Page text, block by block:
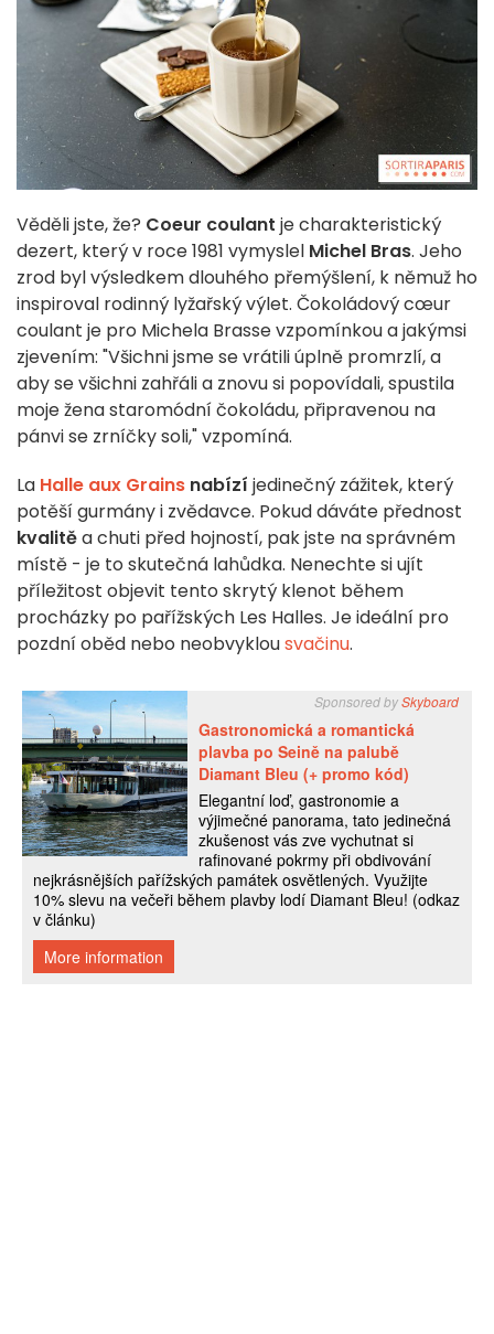
Věděli jste, že? Coeur coulant je charakteristický
dezert, který v roce 1981 vymyslel Michel Bras. Jeho
zrod byl výsledkem dlouhého přemýšlení, k němuž ho
inspiroval rodinný lyžařský výlet. Čokoládový cœur
coulant je pro Michela Brasse vzpomínkou a jakýmsi
zjevením: "Všichni jsme se vrátili úplně promrzlí, a
aby se všichni zahřáli a znovu si popovídali, spustila
moje žena staromódní čokoládu, připravenou na
pánvi se zrníčky soli," vzpomíná.
La Halle aux Grains nabízí jedinečný zážitek, který
potěší gurmány i zvědavce. Pokud dáváte přednost
kvalitěa chuti před hojností, pak jste na správném
místě - je to skutečná lahůdka. Nenechte si ujít
příležitost objevit tento skrytý klenot během
procházky po pařížských Les Halles. Je ideální pro
pozdní oběd nebo neobvyklousvačinu.